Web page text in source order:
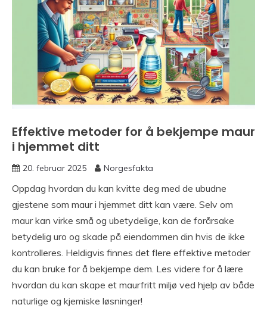
Effektive metoder for å bekjempe maur
i hjemmet ditt
20. februar 2025 Norgesfakta
Oppdag hvordan du kan kvitte deg med de ubudne
gjestene som maur i hjemmet ditt kan være. Selv om
maur kan virke små og ubetydelige, kan de forårsake
betydelig uro og skade på eiendommen din hvis de ikke
kontrolleres. Heldigvis finnes det flere effektive metoder
du kan bruke for å bekjempe dem. Les videre for å lære
hvordan du kan skape et maurfritt miljø ved hjelp av både
naturlige og kjemiske løsninger!